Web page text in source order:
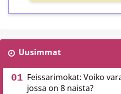
Uusimmat
Feissarimokat: Voiko
jossa on 8 naista?